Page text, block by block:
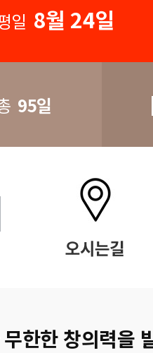
일 8월 24일
95일
한한 창의력을